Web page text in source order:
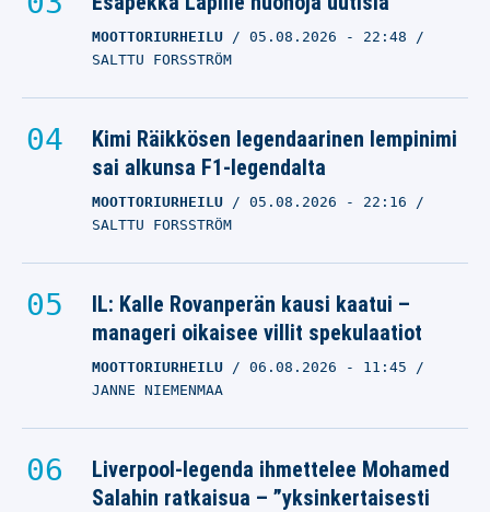
MOOTTORIURHEILU 05.08.2026 - 22:48
SALTTU FORSSTRÖM
Kimi Räikkösen legendaarinen lempinimi
sai alkunsa F1-legendalta
MOOTTORIURHEILU 05.08.2026 - 22:16
SALTTU FORSSTRÖM
IL: Kalle Rovanperän kausi kaatui –
manageri oikaisee villit spekulaatiot
MOOTTORIURHEILU 06.08.2026 - 11:45
JANNE NIEMENMAA
Liverpool-legenda ihmettelee Mohamed
Salahin ratkaisua – ”yksinkertaisesti